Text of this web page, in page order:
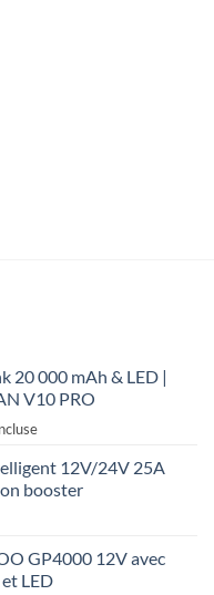
20 000 mAh & LED |
V10 PRO
12V/24V 25A
booster
GP4000 12V avec
LED